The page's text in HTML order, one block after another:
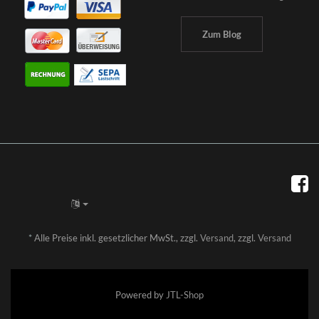
Zum Blog
*Alle Preise inkl. gesetzlicher MwSt., zzgl. Versand, zzgl. Versand
Powered by JTL-Shop